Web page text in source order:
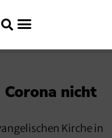
nicht
Kirche in